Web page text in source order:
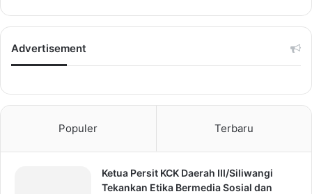
Advertisement
Populer Terbaru
Ketua Persit KCK Daerah III/Siliwangi
Tekankan Etika Bermedia Sosial dan